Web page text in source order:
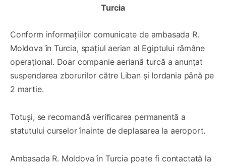
Turcia
Conform informațiilor comunicate de ambasada R.
Moldova în Turcia, spațiul aerian al Egiptului rămâne
operațional. Doar companie aeriană turcă a anunțat
suspendarea zborurilor către Liban și Iordania până pe
2 martie.
Totuși, se recomandă verificarea permanentă a
statutului curselor înainte de deplasarea la aeroport.
Ambasada R. Moldova în Turcia poate fi contactată la